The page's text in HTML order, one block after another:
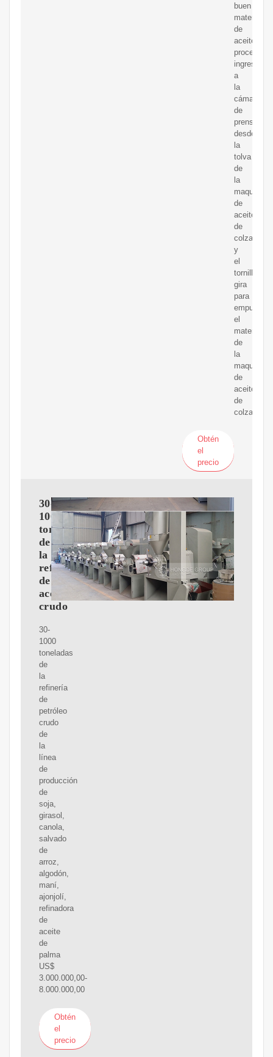
buen
material
de
aceite
procesado
ingresa
a
la
cámara
de
prensado
desde
la
tolva
de
la
maquinaria
de
aceite
de
colza,
y
el
tornillo
gira
para
empujar
el
material
de
la
maquinaria
de
aceite
de
colza
Obtén
el
precio
30-
1000
toneladas
de
la
refinería
de
aceite
crudo
30-
1000
toneladas
de
la
refinería
de
petróleo
crudo
de
la
línea
de
producción
de
soja,
girasol,
canola,
salvado
de
arroz,
algodón,
maní,
ajonjolí,
refinadora
de
aceite
de
palma
US$
3.000.000,00-
8.000.000,00
Obtén
el
precio